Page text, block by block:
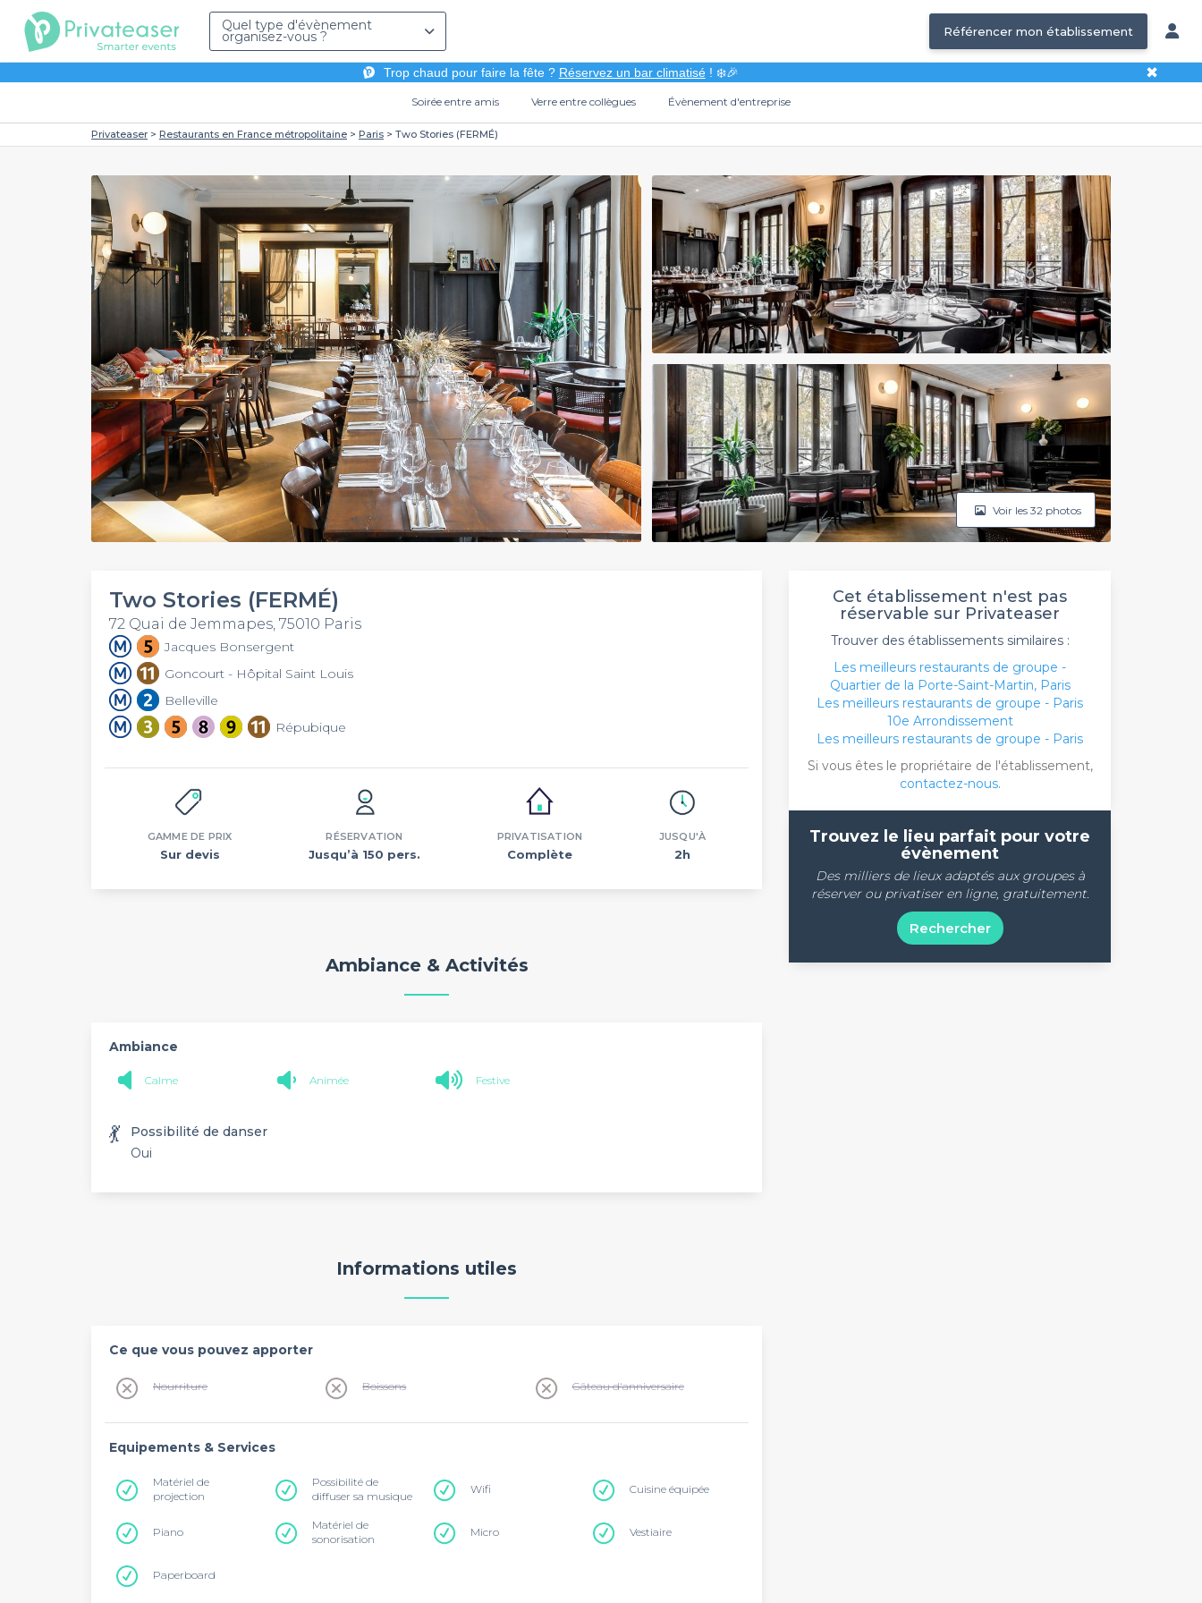
Quel type d'évènement
organisez-vous ? Référencer mon établissement
Trop chaud pour faire la fête ? Réservez un bar climatisé! ❄️🎉 ✖
Soirée entre amis Verre entre collègues Évènement d'entreprise
Privateaser Restaurants en France métropolitaine Paris Two Stories (FERMÉ)
Voir les 32 photos
Two Stories (FERMÉ)
72 Quai de Jemmapes, 75010 Paris
Jacques Bonsergent
Goncourt - Hôpital Saint Louis
Belleville
Répubique
GAMME DE PRIX
Sur devis
RÉSERVATION
Jusqu’à 150 pers.
PRIVATISATION
Complète
JUSQU'À
2h
Ambiance & Activités
Ambiance
Calme Animée Festive
💃
Possibilité de danser
Oui
Informations utiles
Ce que vous pouvez apporter
Nourriture Boissons Gâteau d'anniversaire
Equipements & Services
Matériel de
projection
Possibilité de
diffuser sa musique
Wifi Cuisine équipée
Piano
Matériel de
sonorisation
Micro Vestiaire
Paperboard
Cet établissement n'est pas
réservable sur Privateaser
Trouver des établissements similaires :
Les meilleurs restaurants de groupe -
Quartier de la Porte-Saint-Martin, Paris
Les meilleurs restaurants de groupe - Paris
10e Arrondissement
Les meilleurs restaurants de groupe - Paris
Si vous êtes le propriétaire de l'établissement,
contactez-nous.
Trouvez le lieu parfait pour votre
évènement
Des milliers de lieux adaptés aux groupes à
réserver ou privatiser en ligne, gratuitement.
Rechercher